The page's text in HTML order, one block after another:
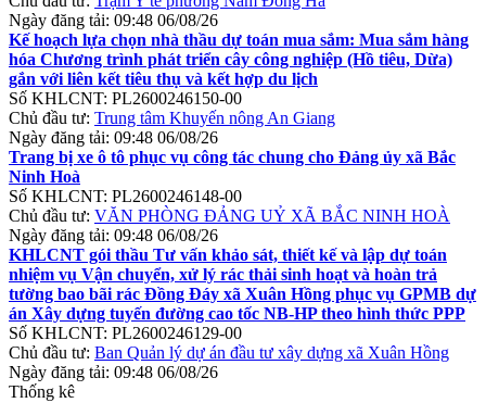
Ngày đăng tải: 09:48 06/08/26
Kế hoạch lựa chọn nhà thầu dự toán mua sắm: Mua sắm hàng
hóa Chương trình phát triển cây công nghiệp (Hồ tiêu, Dừa)
gắn với liên kết tiêu thụ và kết hợp du lịch
Số KHLCNT: PL2600246150-00
Chủ đầu tư: Trung tâm Khuyến nông An Giang
Ngày đăng tải: 09:48 06/08/26
Trang bị xe ô tô phục vụ công tác chung cho Đảng ủy xã Bắc
Ninh Hoà
Số KHLCNT: PL2600246148-00
Chủ đầu tư: VĂN PHÒNG ĐẢNG UỶ XÃ BẮC NINH HOÀ
Ngày đăng tải: 09:48 06/08/26
KHLCNT gói thầu Tư vấn khảo sát, thiết kế và lập dự toán
nhiệm vụ Vận chuyển, xử lý rác thải sinh hoạt và hoàn trả
tường bao bãi rác Đồng Đáy xã Xuân Hồng phục vụ GPMB dự
án Xây dựng tuyến đường cao tốc NB-HP theo hình thức PPP
Số KHLCNT: PL2600246129-00
Chủ đầu tư: Ban Quản lý dự án đầu tư xây dựng xã Xuân Hồng
Ngày đăng tải: 09:48 06/08/26
Thống kê